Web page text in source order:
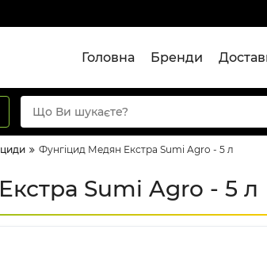
Головна Бренди
Фунгіцид Медян Екстра Sumi Agro - 5 л
Sumi Agro - 5 л